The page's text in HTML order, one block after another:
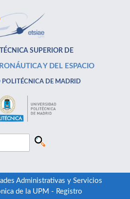
SUPERIOR DE
Y DEL ESPACIO
POLITÉCNICA DE MADRID
Administrativas y Servicios
de la UPM - Registro